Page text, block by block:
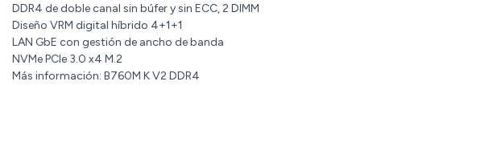
DDR4 de doble canal sin búfer y sin ECC, 2 DIMM
Diseño VRM digital híbrido 4+1+1
LAN GbE con gestión de ancho de banda
NVMe PCIe 3.0 x4 M.2
Más información: B760M K V2 DDR4